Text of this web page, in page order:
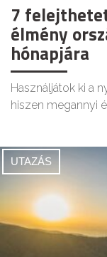
7
élmény
hónapjára
Használjátok ki a
hiszen megannyi
UTAZÁS